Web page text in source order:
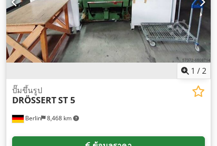
1 /2
Berlin 8,468 km
ปั๊มขึ้นรูป
DRÖSSERTST 5